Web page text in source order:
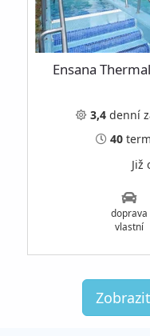
Ensana
3,4 denní
40
Již
doprava
vlastní